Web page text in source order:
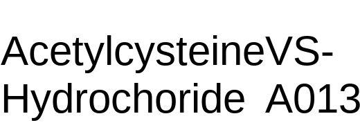
Acetylcysteine
Hydrochoride
VS-